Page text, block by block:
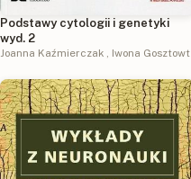
Podstawy cytologii i genetyki
wyd. 2
Joanna Kaźmierczak , Iwona Gosztowt